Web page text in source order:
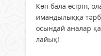
Көп бала өсіріп,
имандылыққа
осындай аналар
лайық!